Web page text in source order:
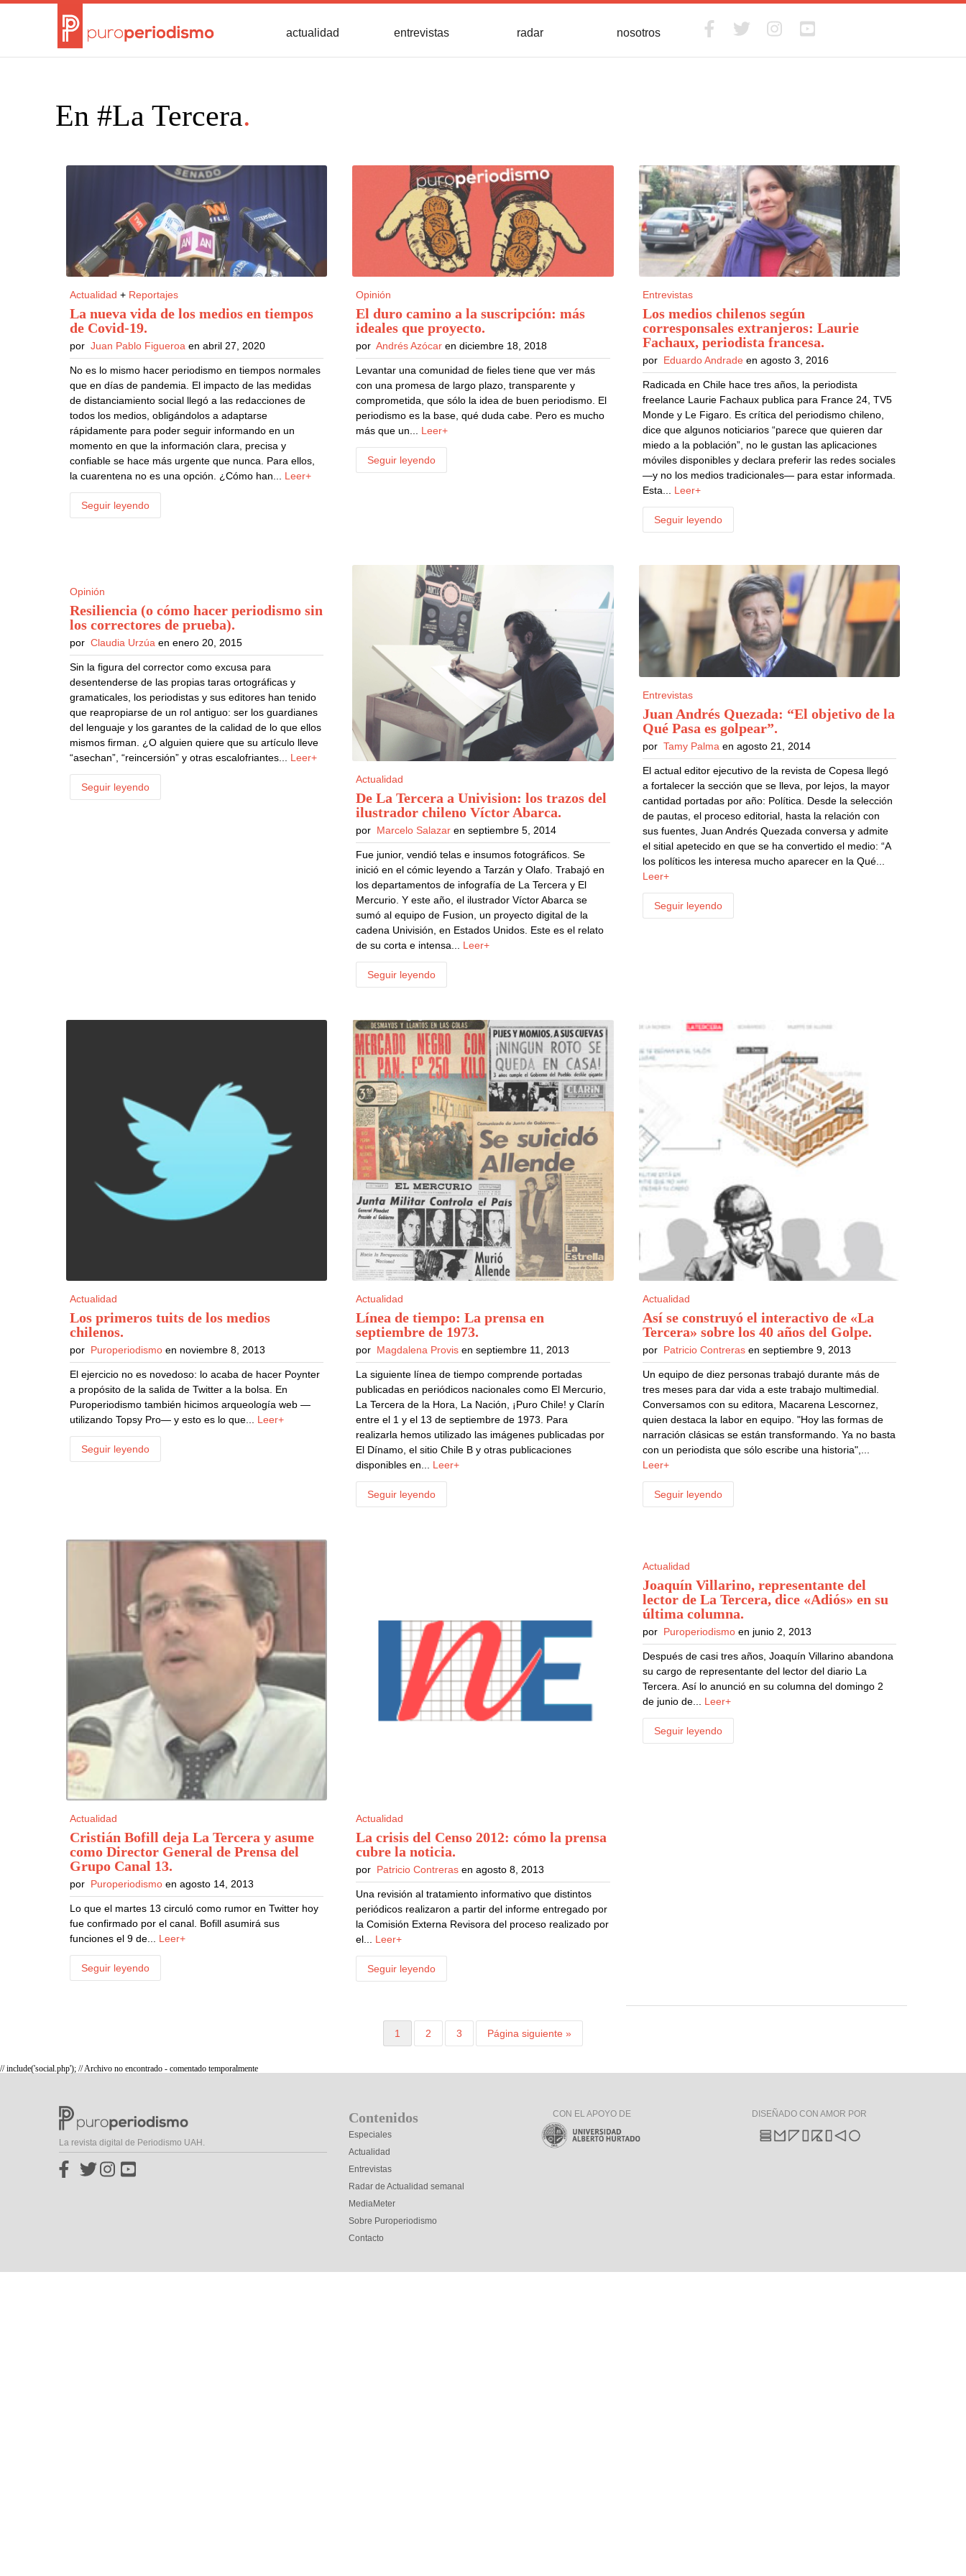
actualidad entrevistas radar nosotros
En #La Tercera.
Actualidad + Reportajes
La nueva vida de los medios en tiempos
de Covid-19.
porJuan Pablo Figueroa en abril 27, 2020
No es lo mismo hacer periodismo en tiempos normales
que en días de pandemia. El impacto de las medidas
de distanciamiento social llegó a las redacciones de
todos los medios, obligándolos a adaptarse
rápidamente para poder seguir informando en un
momento en que la información clara, precisa y
confiable se hace más urgente que nunca. Para ellos,
la cuarentena no es una opción. ¿Cómo han... Leer+
Seguir leyendo
Opinión
El duro camino a la suscripción: más
ideales que proyecto.
porAndrés Azócar en diciembre 18, 2018
Levantar una comunidad de fieles tiene que ver más
con una promesa de largo plazo, transparente y
comprometida, que sólo la idea de buen periodismo. El
periodismo es la base, qué duda cabe. Pero es mucho
más que un... Leer+
Seguir leyendo
Entrevistas
Los medios chilenos según
corresponsales extranjeros: Laurie
Fachaux, periodista francesa.
por Eduardo Andradeen agosto 3, 2016
Radicada en Chile hace tres años, la periodista
freelance Laurie Fachaux publica para France 24, TV5
Monde y Le Figaro. Es crítica del periodismo chileno,
dice que algunos noticiarios “parece que quieren dar
miedo a la población”, no le gustan las aplicaciones
móviles disponibles y declara preferir las redes sociales
—y no los medios tradicionales— para estar informada.
Esta... Leer+
Seguir leyendo
Opinión
Resiliencia (o cómo hacer periodismo sin
los correctores de prueba).
porClaudia Urzúa en enero 20, 2015
Sin la figura del corrector como excusa para
desentenderse de las propias taras ortográficas y
gramaticales, los periodistas y sus editores han tenido
que reapropiarse de un rol antiguo: ser los guardianes
del lenguaje y los garantes de la calidad de lo que ellos
mismos firman. ¿O alguien quiere que su artículo lleve
“asechan”, “reincersión” y otras escalofriantes... Leer+
Seguir leyendo
Actualidad
De La Tercera a Univision: los trazos del
ilustrador chileno Víctor Abarca.
por Marcelo Salazar en septiembre 5, 2014
Fue junior, vendió telas e insumos fotográficos. Se
inició en el cómic leyendo a Tarzán y Olafo. Trabajó en
los departamentos de infografía de La Tercera y El
Mercurio. Y este año, el ilustrador Víctor Abarca se
sumó al equipo de Fusion, un proyecto digital de la
cadena Univisión, en Estados Unidos. Este es el relato
de su corta e intensa... Leer+
Seguir leyendo
Entrevistas
Juan Andrés Quezada: “El objetivo de la
Qué Pasa es golpear”.
por Tamy Palma en agosto 21, 2014
El actual editor ejecutivo de la revista de Copesa llegó
a fortalecer la sección que se lleva, por lejos, la mayor
cantidad portadas por año: Política. Desde la selección
de pautas, el proceso editorial, hasta la relación con
sus fuentes, Juan Andrés Quezada conversa y admite
el sitial apetecido en que se ha convertido el medio: “A
los políticos les interesa mucho aparecer en la Qué...
Leer+
Seguir leyendo
Actualidad
Los primeros tuits de los medios
chilenos.
por Puroperiodismo en noviembre 8, 2013
El ejercicio no es novedoso: lo acaba de hacer Poynter
a propósito de la salida de Twitter a la bolsa. En
Puroperiodismo también hicimos arqueología web —
utilizando Topsy Pro— y esto es lo que... Leer+
Seguir leyendo
Actualidad
Línea de tiempo: La prensa en
septiembre de 1973.
por Magdalena Provis en septiembre 11, 2013
La siguiente línea de tiempo comprende portadas
publicadas en periódicos nacionales como El Mercurio,
La Tercera de la Hora, La Nación, ¡Puro Chile! y Clarín
entre el 1 y el 13 de septiembre de 1973. Para
realizarla hemos utilizado las imágenes publicadas por
El Dínamo, el sitio Chile B y otras publicaciones
disponibles en... Leer+
Seguir leyendo
Actualidad
Así se construyó el interactivo de «La
Tercera» sobre los 40 años del Golpe.
por Patricio Contrerasen septiembre 9, 2013
Un equipo de diez personas trabajó durante más de
tres meses para dar vida a este trabajo multimedial.
Conversamos con su editora, Macarena Lescornez,
quien destaca la labor en equipo. "Hoy las formas de
narración clásicas se están transformando. Ya no basta
con un periodista que sólo escribe una historia",...
Leer+
Seguir leyendo
Actualidad
Cristián Bofill deja La Tercera y asume
como Director General de Prensa del
Grupo Canal 13.
por Puroperiodismo en agosto 14, 2013
Lo que el martes 13 circuló como rumor en Twitter hoy
fue confirmado por el canal. Bofill asumirá sus
funciones el 9 de... Leer+
Seguir leyendo
Actualidad
La crisis del Censo 2012: cómo la prensa
cubre la noticia.
por Patricio Contreras en agosto 8, 2013
Una revisión al tratamiento informativo que distintos
periódicos realizaron a partir del informe entregado por
la Comisión Externa Revisora del proceso realizado por
el... Leer+
Seguir leyendo
Actualidad
Joaquín Villarino, representante del
lector de La Tercera, dice «Adiós» en su
última columna.
por Puroperiodismoen junio 2, 2013
Después de casi tres años, Joaquín Villarino abandona
su cargo de representante del lector del diario La
Tercera. Así lo anunció en su columna del domingo 2
de junio de... Leer+
Seguir leyendo
1 2 3 Página siguiente »
// include('social.php'); // Archivo no encontrado - comentado temporalmente
La revista digital de Periodismo UAH.
Contenidos
Especiales
Actualidad
Entrevistas
Radar de Actualidad semanal
MediaMeter
Sobre Puroperiodismo
Contacto
CON EL APOYO DE DISEÑADO CON AMOR POR